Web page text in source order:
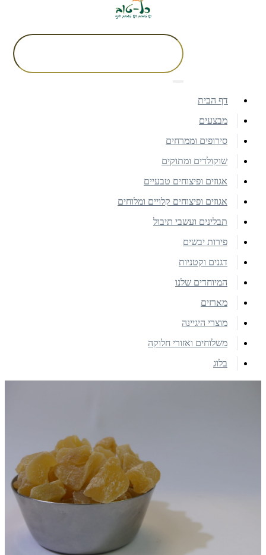
דף הבית
מבצעים
סירופים וממרחים
שוקולדים ומתוקים
אגוזים ופיצוחים טבעיים
אגוזים ופיצוחים קלויים ומלוחים
תבלינים ועשבי תיבול
פירות יבשים
דגנים וקטניות
המיוחדים שלנו
מארזים
מוצרי היגיינה
משלוחים ואזורי חלוקה
בלוג